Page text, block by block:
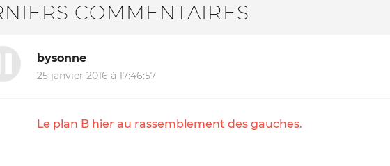
COMMENTAIRES
bysonne
25 janvier 2016 à 17:46:57
Le plan B hier au rassemblement des gauches.